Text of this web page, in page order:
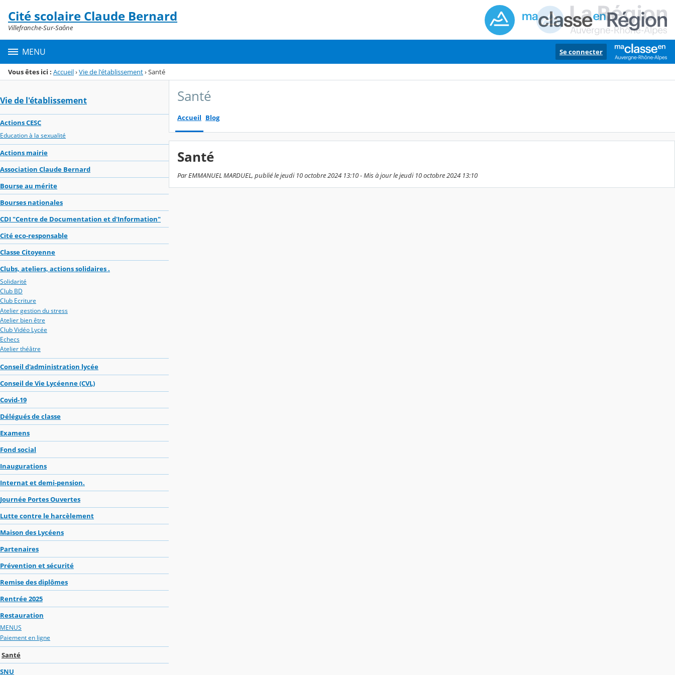
Menu de la rubrique
Contenu
Cité scolaire Claude Bernard
Villefranche-Sur-Saône
MENU Se connecter
Vous êtes ici : Accueil›Vie de l'établissement›Santé
Vie de l'établissement
Actions CESC
Education à la sexualité
Actions mairie
Association Claude Bernard
Bourse au mérite
Bourses nationales
CDI "Centre de Documentation et d'Information"
Cité eco-responsable
Classe Citoyenne
Clubs, ateliers, actions solidaires .
Solidarité
Club BD
Club Ecriture
Atelier gestion du stress
Atelier bien être
Club Vidéo Lycée
Echecs
Atelier théâtre
Conseil d'administration lycée
Conseil de Vie Lycéenne (CVL)
Covid-19
Délégués de classe
Examens
Fond social
Inaugurations
Internat et demi-pension.
Journée Portes Ouvertes
Lutte contre le harcèlement
Maison des Lycéens
Partenaires
Prévention et sécurité
Remise des diplômes
Rentrée 2025
Restauration
MENUS
Paiement en ligne
Santé
SNU
Santé
Accueil Blog
Santé
Par EMMANUEL MARDUEL, publié le jeudi 10 octobre 2024 13:10 - Mis à jour le jeudi 10 octobre 2024 13:10